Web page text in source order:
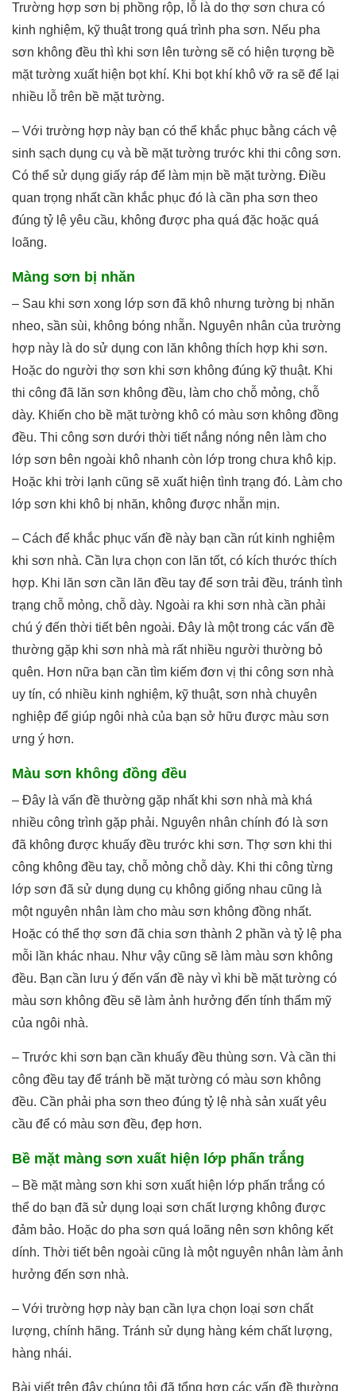
Trường hợp sơn bị phồng rộp, lỗ là do thợ sơn chưa có
kinh nghiệm, kỹ thuật trong quá trình pha sơn. Nếu pha
sơn không đều thì khi sơn lên tường sẽ có hiện tượng bề
mặt tường xuất hiện bọt khí. Khi bọt khí khô vỡ ra sẽ để lại
nhiều lỗ trên bề mặt tường.
– Với trường hợp này bạn có thể khắc phục bằng cách vệ
sinh sạch dụng cụ và bề mặt tường trước khi thi công sơn.
Có thể sử dụng giấy ráp để làm mịn bề mặt tường. Điều
quan trọng nhất cần khắc phục đó là cần pha sơn theo
đúng tỷ lệ yêu cầu, không được pha quá đặc hoặc quá
loãng.
Màng sơn bị nhăn
– Sau khi sơn xong lớp sơn đã khô nhưng tường bị nhăn
nheo, sần sùi, không bóng nhẵn. Nguyên nhân của trường
hợp này là do sử dụng con lăn không thích hợp khi sơn.
Hoặc do người thợ sơn khi sơn không đúng kỹ thuật. Khi
thi công đã lăn sơn không đều, làm cho chỗ mỏng, chỗ
dày. Khiến cho bề mặt tường khô có màu sơn không đồng
đều. Thi công sơn dưới thời tiết nắng nóng nên làm cho
lớp sơn bên ngoài khô nhanh còn lớp trong chưa khô kịp.
Hoặc khi trời lạnh cũng sẽ xuất hiện tình trạng đó. Làm cho
lớp sơn khi khô bị nhăn, không được nhẵn mịn.
– Cách để khắc phục vấn đề này bạn cần rút kinh nghiệm
khi sơn nhà. Cần lựa chọn con lăn tốt, có kích thước thích
hợp. Khi lăn sơn cần lăn đều tay để sơn trải đều, tránh tình
trạng chỗ mỏng, chỗ dày. Ngoài ra khi sơn nhà cần phải
chú ý đến thời tiết bên ngoài. Đây là một trong các vấn đề
thường gặp khi sơn nhà mà rất nhiều người thường bỏ
quên. Hơn nữa bạn cần tìm kiếm đơn vị thi công sơn nhà
uy tín, có nhiều kinh nghiệm, kỹ thuật, sơn nhà chuyên
nghiệp để giúp ngôi nhà của bạn sở hữu được màu sơn
ưng ý hơn.
Màu sơn không đồng đều
– Đây là vấn đề thường gặp nhất khi sơn nhà mà khá
nhiều công trình gặp phải. Nguyên nhân chính đó là sơn
đã không được khuấy đều trước khi sơn. Thợ sơn khi thi
công không đều tay, chỗ mỏng chỗ dày. Khi thi công từng
lớp sơn đã sử dụng dụng cụ không giống nhau cũng là
một nguyên nhân làm cho màu sơn không đồng nhất.
Hoặc có thể thợ sơn đã chia sơn thành 2 phần và tỷ lệ pha
mỗi lần khác nhau. Như vậy cũng sẽ làm màu sơn không
đều. Bạn cần lưu ý đến vấn đề này vì khi bề mặt tường có
màu sơn không đều sẽ làm ảnh hưởng đến tính thẩm mỹ
của ngôi nhà.
– Trước khi sơn bạn cần khuấy đều thùng sơn. Và cần thi
công đều tay để tránh bề mặt tường có màu sơn không
đều. Cần phải pha sơn theo đúng tỷ lệ nhà sản xuất yêu
cầu để có màu sơn đều, đẹp hơn.
Bề mặt màng sơn xuất hiện lớp phấn trắng
– Bề mặt màng sơn khi sơn xuất hiện lớp phấn trắng có
thể do bạn đã sử dụng loại sơn chất lượng không được
đảm bảo. Hoặc do pha sơn quá loãng nên sơn không kết
dính. Thời tiết bên ngoài cũng là một nguyên nhân làm ảnh
hưởng đến sơn nhà.
– Với trường hợp này bạn cần lựa chọn loại sơn chất
lượng, chính hãng. Tránh sử dụng hàng kém chất lượng,
hàng nhái.
Bài viết trên đây chúng tôi đã tổng hợp các vấn đề thường